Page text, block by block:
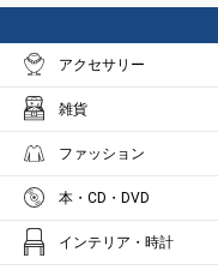
アクセサリー
雑貨
ファッション
本・CD・DVD
インテリア・時計